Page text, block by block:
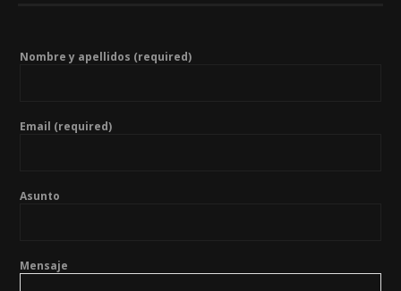
Nombre y apellidos (required)
Email (required)
Asunto
Mensaje